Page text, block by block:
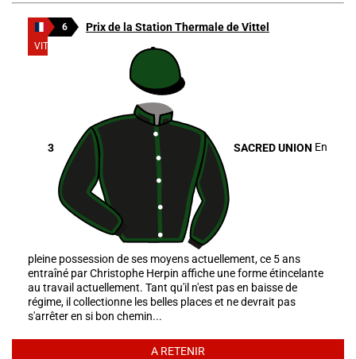
VITTEL
6 Prix de la Station Thermale de Vittel
3 SACRED UNION En
pleine possession de ses moyens actuellement, ce 5 ans
entraîné par Christophe Herpin affiche une forme étincelante
au travail actuellement. Tant qu'il n'est pas en baisse de
régime, il collectionne les belles places et ne devrait pas
s'arrêter en si bon chemin...
A RETENIR